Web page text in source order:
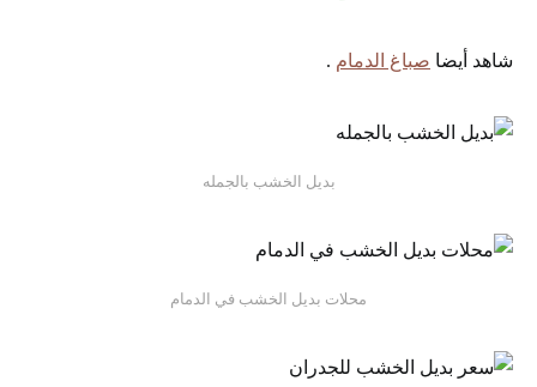
شاهد أيضا صباغ الدمام .
بديل الخشب بالجمله
محلات بديل الخشب في الدمام